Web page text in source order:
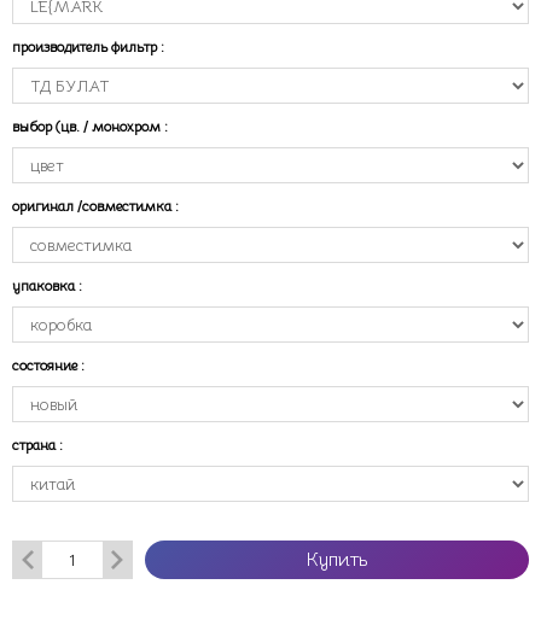
производитель фильтр :
выбор (цв. / монохром :
оригинал /совместимка :
упаковка :
состояние :
страна :
Купить